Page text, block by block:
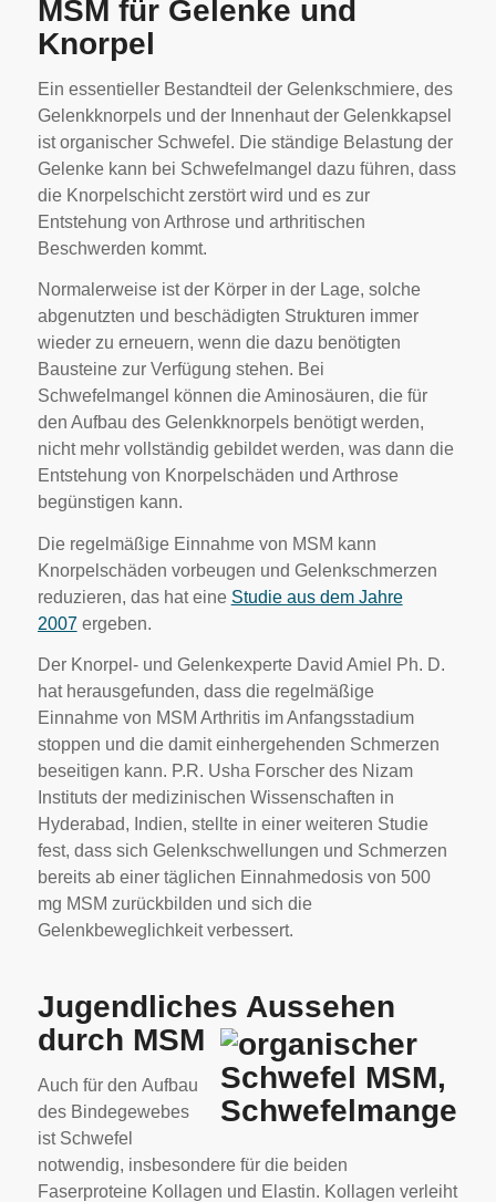
MSM für Gelenke und
Knorpel
Ein essentieller Bestandteil der Gelenkschmiere, des
Gelenkknorpels und der Innenhaut der Gelenkkapsel
ist organischer Schwefel. Die ständige Belastung der
Gelenke kann bei Schwefelmangel dazu führen, dass
die Knorpelschicht zerstört wird und es zur
Entstehung von Arthrose und arthritischen
Beschwerden kommt.
Normalerweise ist der Körper in der Lage, solche
abgenutzten und beschädigten Strukturen immer
wieder zu erneuern, wenn die dazu benötigten
Bausteine zur Verfügung stehen. Bei
Schwefelmangel können die Aminosäuren, die für
den Aufbau des Gelenkknorpels benötigt werden,
nicht mehr vollständig gebildet werden, was dann die
Entstehung von Knorpelschäden und Arthrose
begünstigen kann.
Die regelmäßige Einnahme von MSM kann
Knorpelschäden vorbeugen und Gelenkschmerzen
reduzieren, das hat eine Studie aus dem Jahre
2007ergeben.
Der Knorpel- und Gelenkexperte David Amiel Ph. D.
hat herausgefunden, dass die regelmäßige
Einnahme von MSM Arthritis im Anfangsstadium
stoppen und die damit einhergehenden Schmerzen
beseitigen kann. P.R. Usha Forscher des Nizam
Instituts der medizinischen Wissenschaften in
Hyderabad, Indien, stellte in einer weiteren Studie
fest, dass sich Gelenkschwellungen und Schmerzen
bereits ab einer täglichen Einnahmedosis von 500
mg MSM zurückbilden und sich die
Gelenkbeweglichkeit verbessert.
Jugendliches Aussehen
durch MSM
Auch für den Aufbau
des Bindegewebes
ist Schwefel
notwendig, insbesondere für die beiden
Faserproteine Kollagen und Elastin. Kollagen verleiht